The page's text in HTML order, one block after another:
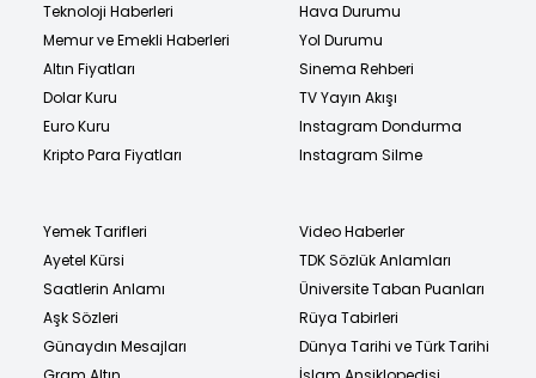
Teknoloji Haberleri
Memur ve Emekli Haberleri
Altın Fiyatları
Dolar Kuru
Euro Kuru
Kripto Para Fiyatları
Hava Durumu
Yol Durumu
Sinema Rehberi
TV Yayın Akışı
Instagram Dondurma
Instagram Silme
Yemek Tarifleri
Ayetel Kürsi
Saatlerin Anlamı
Aşk Sözleri
Günaydın Mesajları
Video Haberler
TDK Sözlük Anlamları
Üniversite Taban Puanları
Rüya Tabirleri
Dünya Tarihi ve Türk Tarihi